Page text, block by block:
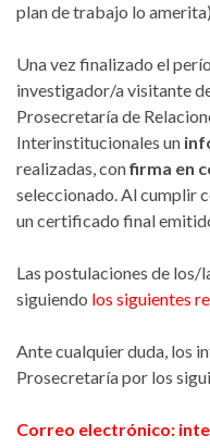
plan de trabajo lo
Una vez finalizado el
investigador/a visitante
Prosecretaría de
Interinstitucionales un
realizadas, confirma en
seleccionado. Al cumplir
un certificado final
Las postulaciones de los/
siguiendo los siguientes
Ante cualquier duda, los
Prosecretaría por los
Correo electrónico: